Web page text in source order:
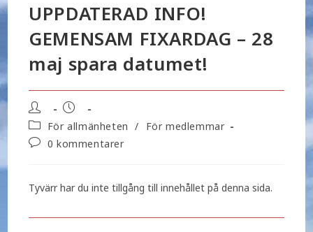
UPPDATERAD INFO!
GEMENSAM FIXARDAG – 28
maj spara datumet!
För allmänheten /
För medlemmar
0 kommentarer
Tyvärr har du inte tillgång till innehållet på denna sida.